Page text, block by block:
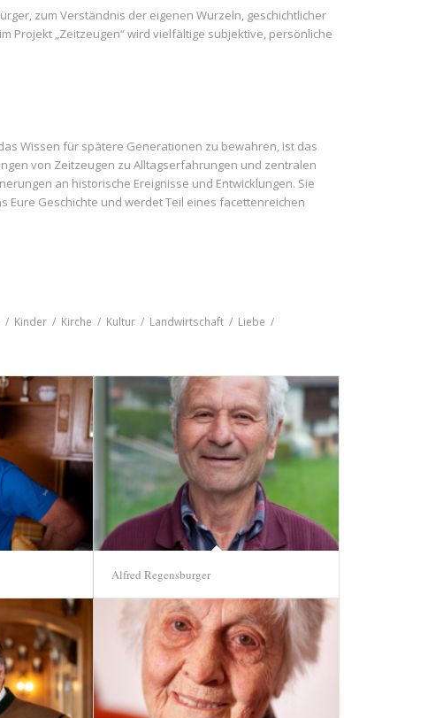
zum Verständnis der eigenen Wurzeln, geschichtlicher
Projekt „Zeitzeugen“ wird vielfältige subjektive, persönliche
Wissen für spätere Generationen zu bewahren, ist das
von Zeitzeugen zu Alltagserfahrungen und zentralen
an historische Ereignisse und Entwicklungen. Sie
Geschichte und werdet Teil eines facettenreichen
/ Kinder / Kirche / Kultur / Landwirtschaft / Liebe /
Alfred Regensburger